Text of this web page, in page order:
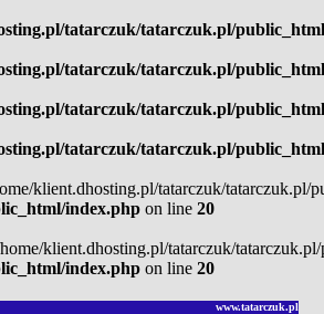
tatarczuk/tatarczuk.pl/
tatarczuk/tatarczuk.pl/
tatarczuk/tatarczuk.pl/
tatarczuk/tatarczuk.pl/
klient.dhosting.pl/tatarczuk/
index.phpon line 20
klient.dhosting.pl/tatarczuk/
index.phpon line 20
www.tatarczuk.pl